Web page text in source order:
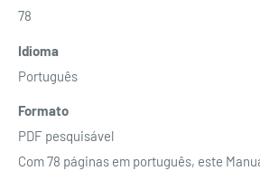
78
Idioma
Português
Formato
PDF pesquisável
Com 78 páginas em português, este